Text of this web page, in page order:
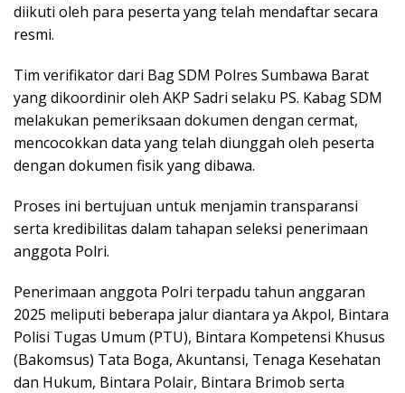
diikuti oleh para peserta yang telah mendaftar secara
resmi.
Tim verifikator dari Bag SDM Polres Sumbawa Barat
yang dikoordinir oleh AKP Sadri selaku PS. Kabag SDM
melakukan pemeriksaan dokumen dengan cermat,
mencocokkan data yang telah diunggah oleh peserta
dengan dokumen fisik yang dibawa.
Proses ini bertujuan untuk menjamin transparansi
serta kredibilitas dalam tahapan seleksi penerimaan
anggota Polri.
Penerimaan anggota Polri terpadu tahun anggaran
2025 meliputi beberapa jalur diantara ya Akpol, Bintara
Polisi Tugas Umum (PTU), Bintara Kompetensi Khusus
(Bakomsus) Tata Boga, Akuntansi, Tenaga Kesehatan
dan Hukum, Bintara Polair, Bintara Brimob serta